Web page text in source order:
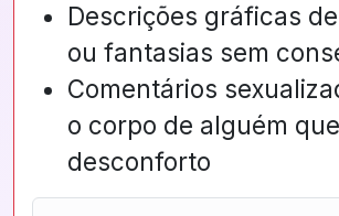
Descrições gráficas
ou fantasias sem
Comentários
o corpo de alguém
desconforto